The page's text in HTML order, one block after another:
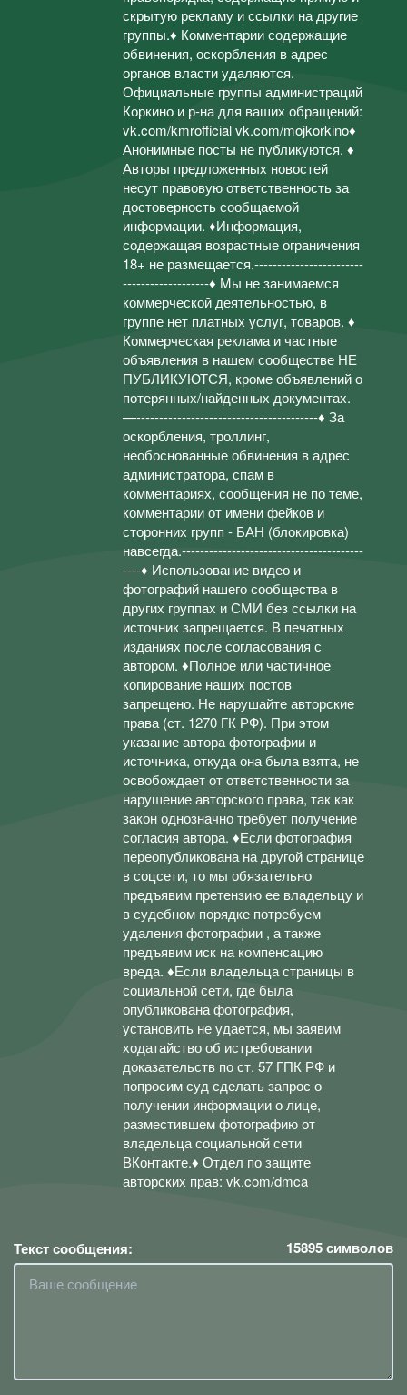
скрытую рекламу и ссылки на другие
группы.♦ Комментарии содержащие
обвинения, оскорбления в адрес
органов власти удаляются.
Официальные группы администраций
Коркино и р-на для ваших обращений:
vk.com/kmrofficial vk.com/mojkorkino♦
Анонимные посты не публикуются. ♦
Авторы предложенных новостей
несут правовую ответственность за
достоверность сообщаемой
информации. ♦Информация,
содержащая возрастные ограничения
18+ не размещается.------------------------
-------------------♦ Мы не занимаемся
коммерческой деятельностью, в
группе нет платных услуг, товаров. ♦
Коммерческая реклама и частные
объявления в нашем сообществе НЕ
ПУБЛИКУЮТСЯ, кроме объявлений о
потерянных/найденных документах.
—----------------------------------------♦ За
оскорбления, троллинг,
необоснованные обвинения в адрес
администратора, спам в
комментариях, сообщения не по теме,
комментарии от имени фейков и
сторонних групп - БАН (блокировка)
навсегда.----------------------------------------
----♦ Использование видео и
фотографий нашего сообщества в
других группах и СМИ без ссылки на
источник запрещается. В печатных
изданиях после согласования с
автором. ♦Полное или частичное
копирование наших постов
запрещено. Не нарушайте авторские
права (ст. 1270 ГК РФ). При этом
указание автора фотографии и
источника, откуда она была взята, не
освобождает от ответственности за
нарушение авторского права, так как
закон однозначно требует получение
согласия автора. ♦Если фотография
переопубликована на другой странице
в соцсети, то мы обязательно
предъявим претензию ее владельцу и
в судебном порядке потребуем
удаления фотографии , а также
предъявим иск на компенсацию
вреда. ♦Если владельца страницы в
социальной сети, где была
опубликована фотография,
установить не удается, мы заявим
ходатайство об истребовании
доказательств по ст. 57 ГПК РФ и
попросим суд сделать запрос о
получении информации о лице,
разместившем фотографию от
владельца социальной сети
ВКонтакте.♦ Отдел по защите
авторских прав: vk.com/dmca
Текст сообщения: 15895символов